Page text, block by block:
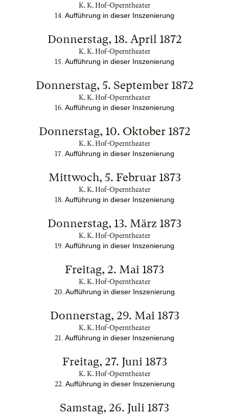
K. K. Hof-Operntheater
14 . Aufführung in dieser Inszenierung
Donnerstag, 18. April 1872
K. K. Hof-Operntheater
15 . Aufführung in dieser Inszenierung
Donnerstag, 5. September 1872
K. K. Hof-Operntheater
16 . Aufführung in dieser Inszenierung
Donnerstag, 10. Oktober 1872
K. K. Hof-Operntheater
17 . Aufführung in dieser Inszenierung
Mittwoch, 5. Februar 1873
K. K. Hof-Operntheater
18 . Aufführung in dieser Inszenierung
Donnerstag, 13. März 1873
K. K. Hof-Operntheater
19 . Aufführung in dieser Inszenierung
Freitag, 2. Mai 1873
K. K. Hof-Operntheater
20 . Aufführung in dieser Inszenierung
Donnerstag, 29. Mai 1873
K. K. Hof-Operntheater
21 . Aufführung in dieser Inszenierung
Freitag, 27. Juni 1873
K. K. Hof-Operntheater
22. Aufführung in dieser Inszenierung
Samstag, 26. Juli 1873